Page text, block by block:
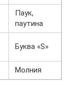
Паук,
паутина
Буква «S»
Молния